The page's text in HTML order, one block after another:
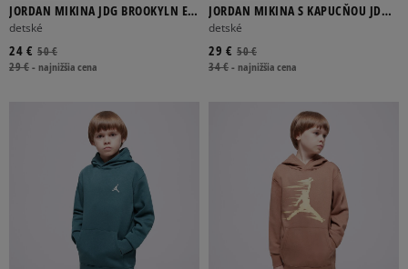
JORDAN MIKINA JDG BROOKYLN ESS
FT CREW GIRL
detské
50 €
24 €
29 €-najnižšia cena
JORDAN MIKINA S KAPUCŇOU JDG
BROOKLYN ESS PO GIRL
detské
50 €
29 €
34 €-najnižšia cena